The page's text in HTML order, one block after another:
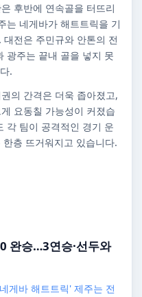
후반에 연속골을 터뜨리
는 네게바가 해트트릭을 기
전은 주민규와 안톤의 전
광주는 끝내 골을 넣지 못
.
의 간격은 더욱 좁아졌고,
요동칠 가능성이 커졌습
각 팀이 공격적인 경기 운
층 뜨거워지고 있습니다.
완승…3연승·선두와
게바 해트트릭' 제주는 전